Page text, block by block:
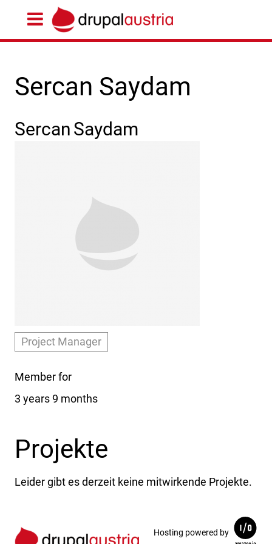
Sercan Saydam
Sercan Saydam
Project Manager
Member for
3 years 9 months
Projekte
Leider gibt es derzeit keine mitwirkende Projekte.
Hosting powered by